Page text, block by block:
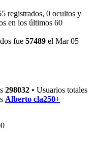
registrados, 0 ocultos y
en los últimos 60
fue 57489 el Mar 05
298032 • Usuarios totales
Alberto cla250+